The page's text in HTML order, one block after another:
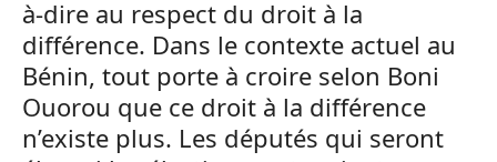
à-dire au respect du droit à la
différence. Dans le contexte actuel au
Bénin, tout porte à croire selon Boni
Ouorou que ce droit à la différence
n’existe plus. Les députés qui seront